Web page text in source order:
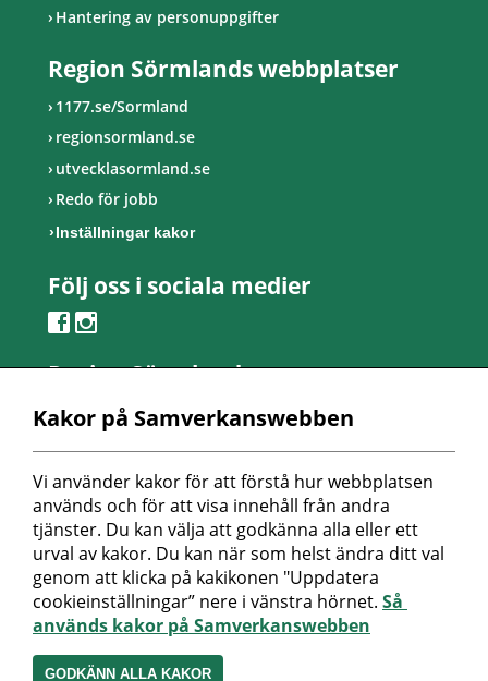
Hantering av personuppgifter
Region Sörmlands webbplatser
1177.se/Sormland
regionsormland.se
utvecklasormland.se
Redo för jobb
Inställningar kakor
Följ oss i sociala medier
Region Sörmland
Kontaktcenter
Telefon: 0155-24 50 00
Besöksadress:
Länsmansvägen 6
Nyköpings lasarett
Postadress:
Repslagaregatan 19
611 88 Nyköping
Peppol-id: 0007: 2321000032
Organisationsnummer:
Kakor på Samverkanswebben
Vi använder kakor för att förstå hur webbplatsen
används och för att visa innehåll från andra
tjänster. Du kan välja att godkänna alla eller ett
urval av kakor. Du kan när som helst ändra ditt val
genom att klicka på kakikonen "Uppdatera
cookieinställningar” nere i vänstra hörnet. Så
används kakor på Samverkanswebben
GODKÄNN ALLA KAKOR